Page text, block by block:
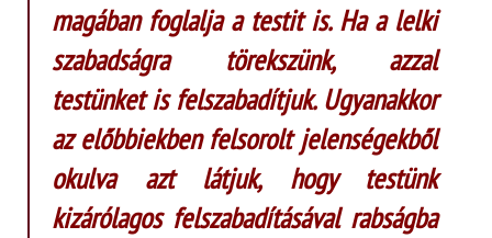
magában foglalja a testit is. Ha a lelki
szabadságra törekszünk, azzal
testünket is felszabadítjuk. Ugyanakkor
az előbbiekben felsorolt jelenségekből
okulva azt látjuk, hogy testünk
kizárólagos felszabadításával rabságba